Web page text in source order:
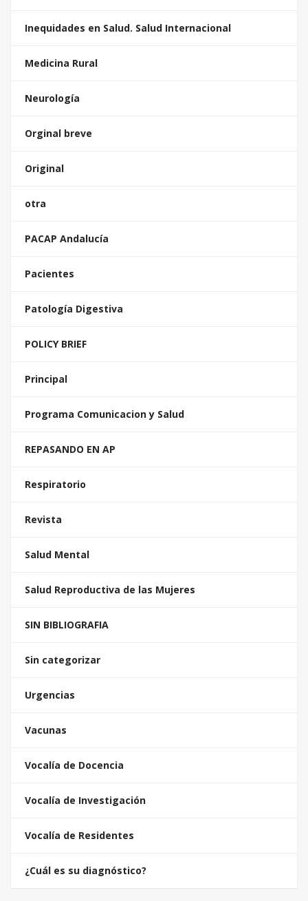
Inequidades en Salud. Salud Internacional
Medicina Rural
Neurología
Orginal breve
Original
otra
PACAP Andalucía
Pacientes
Patología Digestiva
POLICY BRIEF
Principal
Programa Comunicacion y Salud
REPASANDO EN AP
Respiratorio
Revista
Salud Mental
Salud Reproductiva de las Mujeres
SIN BIBLIOGRAFIA
Sin categorizar
Urgencias
Vacunas
Vocalía de Docencia
Vocalía de Investigación
Vocalía de Residentes
¿Cuál es su diagnóstico?